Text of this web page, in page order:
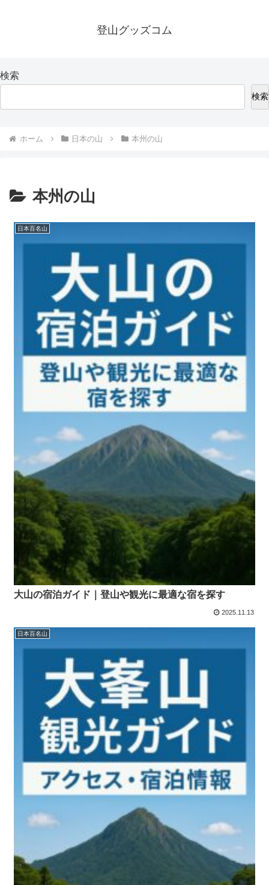
登山グッズコム
検索
検索
ホーム 日本の山 本州の山
本州の山
日本百名山
大山の宿泊ガイド｜登山や観光に最適な宿を探す
2025.11.13
日本百名山